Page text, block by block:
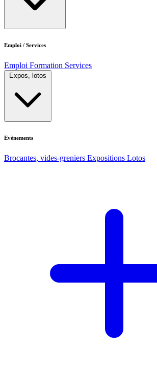
Emploi / Services
Emploi Formation Services
Expos, lotos
Evènements
Brocantes, vides-greniers Expositions Lotos